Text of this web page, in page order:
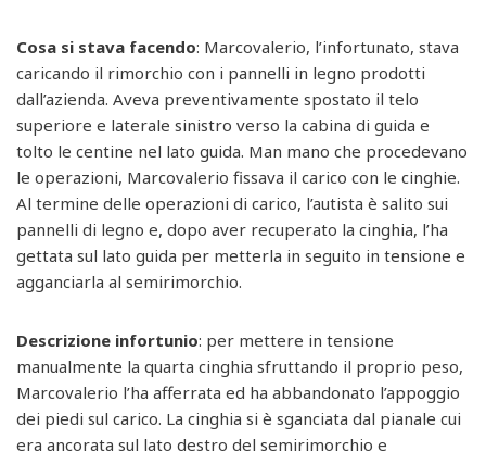
Cosa si stava facendo: Marcovalerio, l’infortunato, stava
caricando il rimorchio con i pannelli in legno prodotti
dall’azienda. Aveva preventivamente spostato il telo
superiore e laterale sinistro verso la cabina di guida e
tolto le centine nel lato guida. Man mano che procedevano
le operazioni, Marcovalerio fissava il carico con le cinghie.
Al termine delle operazioni di carico, l’autista è salito sui
pannelli di legno e, dopo aver recuperato la cinghia, l’ha
gettata sul lato guida per metterla in seguito in tensione e
agganciarla al semirimorchio.
Descrizione infortunio: per mettere in tensione
manualmente la quarta cinghia sfruttando il proprio peso,
Marcovalerio l’ha afferrata ed ha abbandonato l’appoggio
dei piedi sul carico. La cinghia si è sganciata dal pianale cui
era ancorata sul lato destro del semirimorchio e